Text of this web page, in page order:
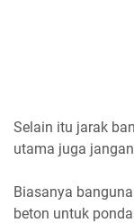
Selain itu jarak
utama juga
Biasanya
beton untuk